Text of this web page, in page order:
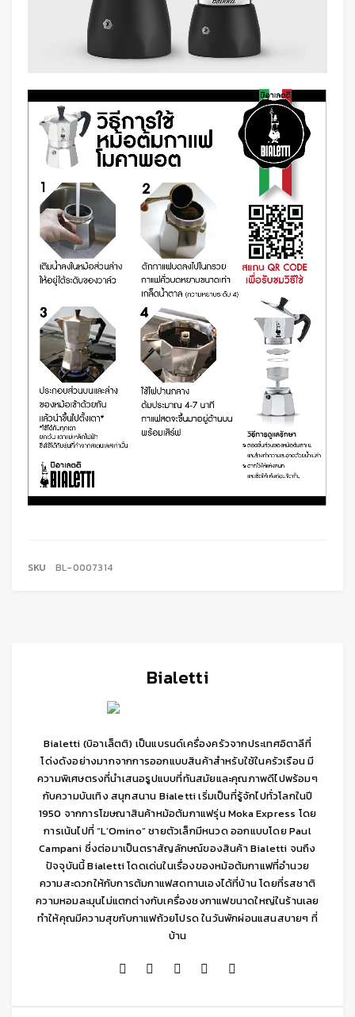
Bialetti
Bialetti (บิอาเล็ตติ) เป็นแบรนด์เครื่องครัวจากประเทศอิตาลีที่
โด่งดังอย่างมากจากการออกแบบสินค้าสำหรับใช้ในครัวเรือน มี
ความพิเศษตรงที่นำเสนอรูปแบบที่ทันสมัยและคุณภาพดีไปพร้อมๆ
กับความบันเทิง สนุกสนาน Bialetti เริ่มเป็นที่รู้จักไปทั่วโลกในปี
1950 จากการโฆษณาสินค้าหม้อต้มกาแฟรุ่น Moka Express โดย
การเน้นไปที่ “L’Omino” ชายตัวเล็กมีหนวด ออกแบบโดย Paul
Campani ซึ่งต่อมาเป็นตราสัญลักษณ์ของสินค้า Bialetti จนถึง
ปัจจุบันนี้ Bialetti โดดเด่นในเรื่องของหม้อต้มกาแฟที่อำนวย
ความสะดวกให้กับการต้มกาแฟสดทานเองได้ที่บ้าน โดยที่รสชาติ
ความหอมละมุนไม่แตกต่างกับเครื่องชงกาแฟขนาดใหญ่ในร้านเลย
ทำให้คุณมีความสุขกับกาแฟถ้วยโปรด ในวันพักผ่อนแสนสบายๆ ที่
บ้าน
SKU BL-0007314